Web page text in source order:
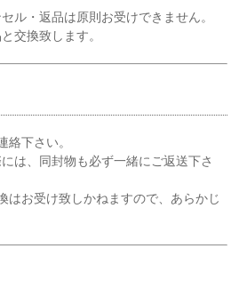
ル・返品は原則お受けできません。
交換致します。
絡下さい。
は、同封物も必ず一緒にご返送下さ
はお受け致しかねますので、あらかじ